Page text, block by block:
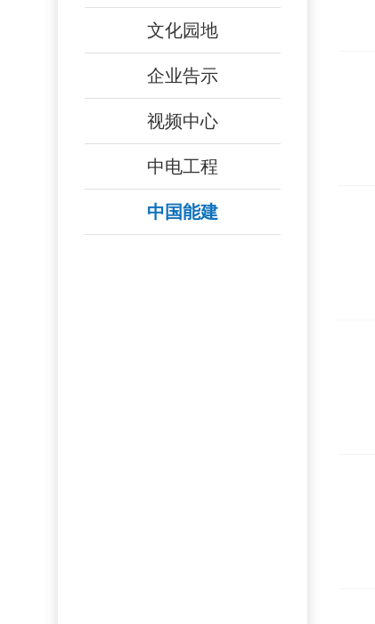
文化园地
企业告示
视频中心
中电工程
中国能建